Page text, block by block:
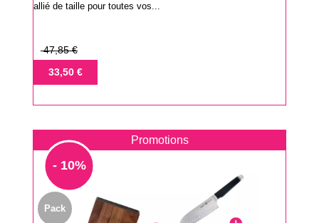
allié de taille pour toutes vos...
Prix
base
47,85 €
Prix33,50 €
Promotions
- 10%
Pack